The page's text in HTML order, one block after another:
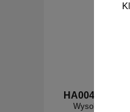
HA004
Wysokie